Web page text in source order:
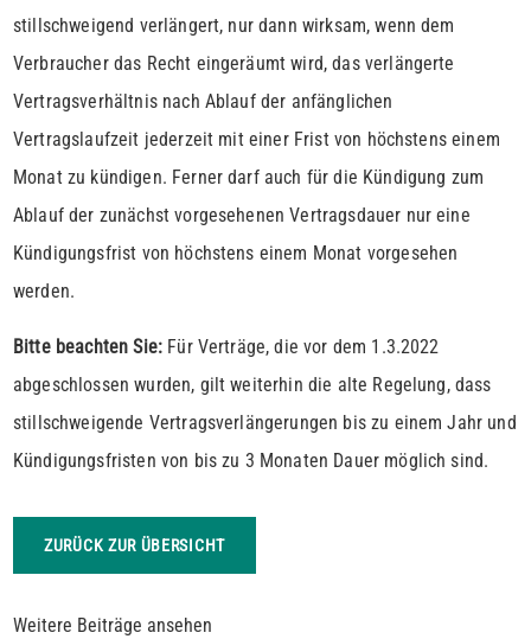
stillschweigend verlängert, nur dann wirksam, wenn dem
Verbraucher das Recht eingeräumt wird, das verlängerte
Vertragsverhältnis nach Ablauf der anfänglichen
Vertragslaufzeit jederzeit mit einer Frist von höchstens einem
Monat zu kündigen. Ferner darf auch für die Kündigung zum
Ablauf der zunächst vorgesehenen Vertragsdauer nur eine
Kündigungsfrist von höchstens einem Monat vorgesehen
werden.
Bitte beachten Sie: Für Verträge, die vor dem 1.3.2022
abgeschlossen wurden, gilt weiterhin die alte Regelung, dass
stillschweigende Vertragsverlängerungen bis zu einem Jahr und
Kündigungsfristen von bis zu 3 Monaten Dauer möglich sind.
ZURÜCK ZUR ÜBERSICHT
Weitere Beiträge ansehen